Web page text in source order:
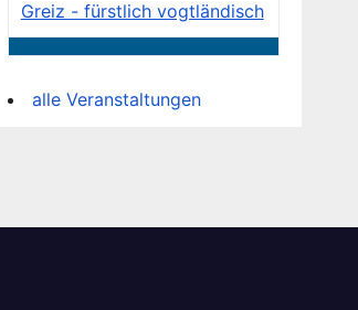
Greiz - fürstlich vogtländisch
alle Veranstaltungen